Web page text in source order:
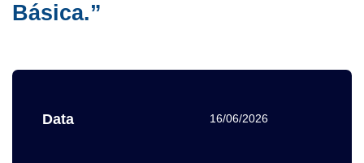
Básica.”
Data 16/06/2026